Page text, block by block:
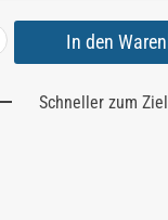
Schneller zum Ziel